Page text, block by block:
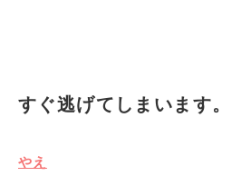
すぐ逃げてしまいます。
やえ